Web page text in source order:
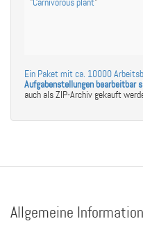
"Carnivorous plant"
Ein Paket mit ca. 10000
Aufgabenstellungen bearbeitbar
auch als ZIP-Archiv gekauft
Allgemeine